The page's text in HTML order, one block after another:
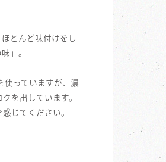
とんど味付けをし
」。
使っていますが、濃
を出しています。
じてください。